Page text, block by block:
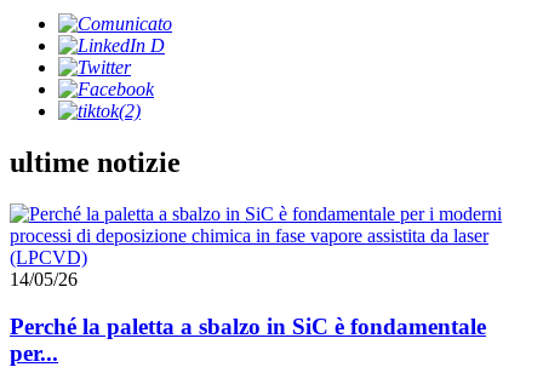
ultime notizie
14/05/26
Perché la paletta a sbalzo in SiC è fondamentale
per...